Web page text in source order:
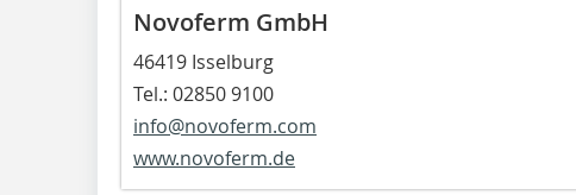
Novoferm GmbH
46419 Isselburg
Tel.: 02850 9100
info@novoferm.com
www.novoferm.de